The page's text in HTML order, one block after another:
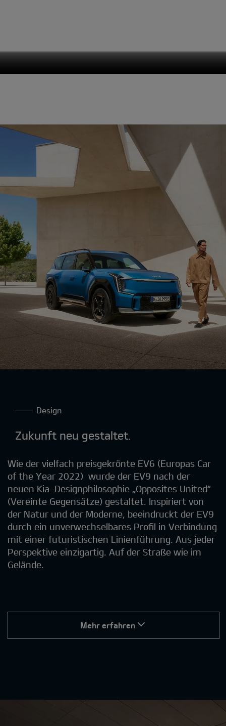
Design
Zukunft neu gestaltet.
Wie der vielfach preisgekrönte EV6 (Europas Car
of the Year 2022) wurde der EV9 nach der
neuen Kia-Designphilosophie „Opposites United“
(Vereinte Gegensätze) gestaltet. Inspiriert von
der Natur und der Moderne, beeindruckt der EV9
durch ein unverwechselbares Profil in Verbindung
mit einer futuristischen Linienführung. Aus jeder
Perspektive einzigartig. Auf der Straße wie im
Gelände.
Mehr erfahren